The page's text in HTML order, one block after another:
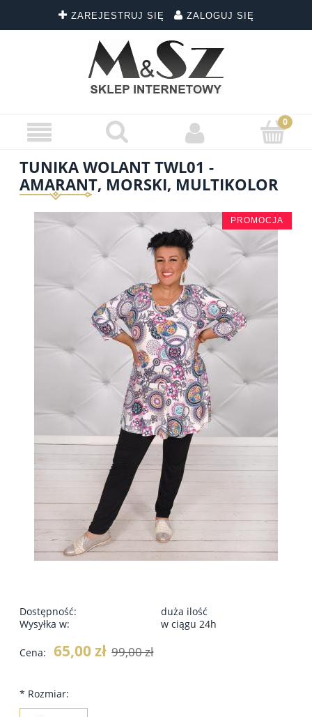
ZAREJESTRUJ SIĘ ZALOGUJ SIĘ
TUNIKA WOLANT TWL01 -
AMARANT, MORSKI, MULTIKOLOR
PROMOCJA
Dostępność:
duża ilość
Wysyłka w:
w ciągu 24h
Cena: 65,00 zł 99,00 zł
* Rozmiar: